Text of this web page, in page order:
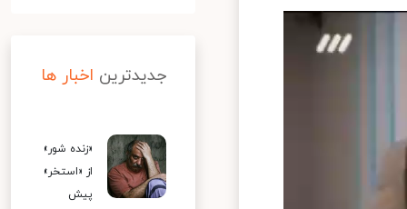
جدیدترین اخبار ها
«زنده شور»
از «استخر»
پیش